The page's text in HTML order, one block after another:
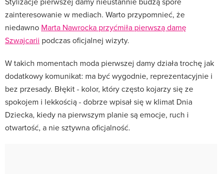
zainteresowanie w mediach. Warto przypomnieć, że
niedawno Marta Nawrocka przyćmiła pierwszą damę
Szwajcarii podczas oficjalnej wizyty.
W takich momentach moda pierwszej damy działa trochę jak
dodatkowy komunikat: ma być wygodnie, reprezentacyjnie i
bez przesady. Błękit - kolor, który często kojarzy się ze
spokojem i lekkością - dobrze wpisał się w klimat Dnia
Dziecka, kiedy na pierwszym planie są emocje, ruch i
otwartość, a nie sztywna oficjalność.